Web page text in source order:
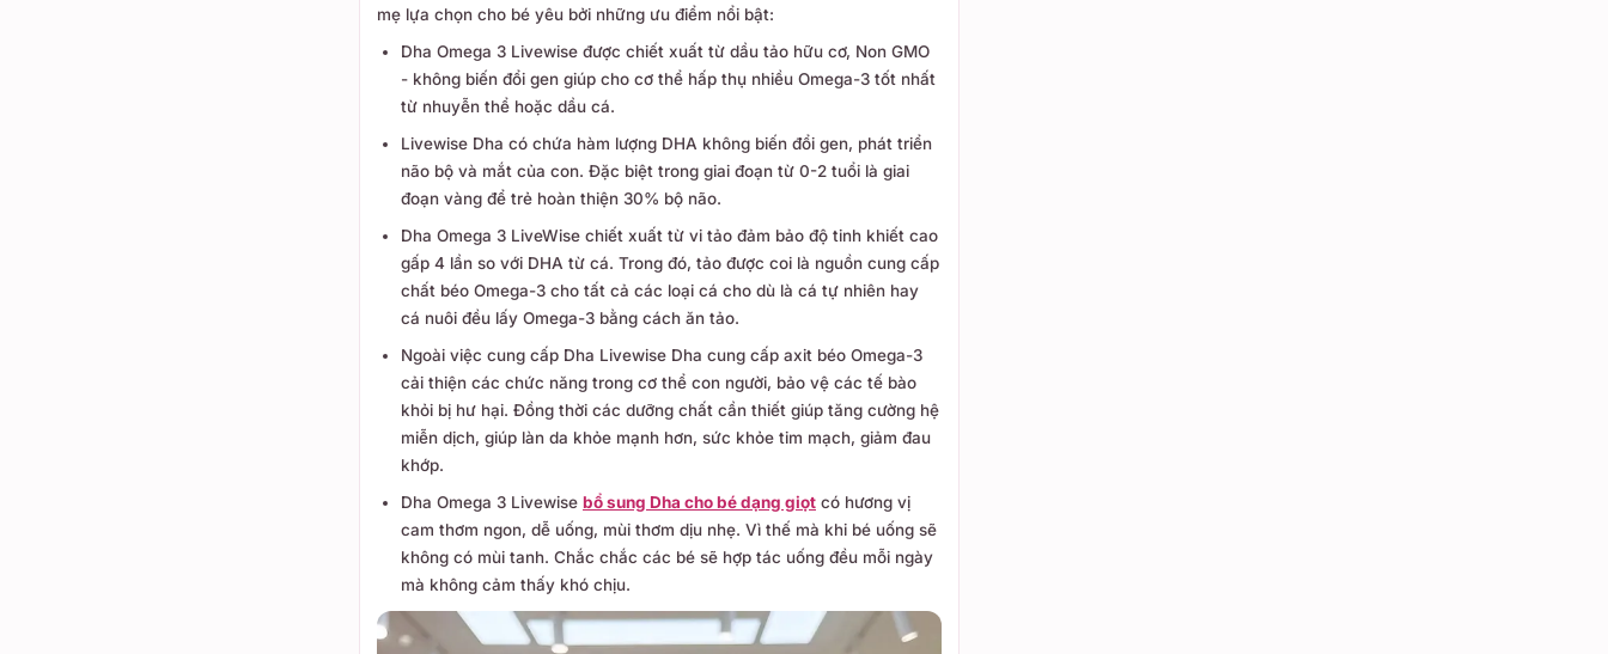
mẹ lựa chọn cho bé yêu bởi những ưu điểm nổi bật:
Dha Omega 3 Livewise được chiết xuất từ dầu tảo hữu cơ, Non GMO
- không biến đổi gen giúp cho cơ thể hấp thụ nhiều Omega-3 tốt nhất
từ nhuyễn thể hoặc dầu cá.
Livewise Dha có chứa hàm lượng DHA không biến đổi gen, phát triển
não bộ và mắt của con. Đặc biệt trong giai đoạn từ 0-2 tuổi là giai
đoạn vàng để trẻ hoàn thiện 30% bộ não.
Dha Omega 3 LiveWise chiết xuất từ vi tảo đảm bảo độ tinh khiết cao
gấp 4 lần so với DHA từ cá. Trong đó, tảo được coi là nguồn cung cấp
chất béo Omega-3 cho tất cả các loại cá cho dù là cá tự nhiên hay
cá nuôi đều lấy Omega-3 bằng cách ăn tảo.
Ngoài việc cung cấp Dha Livewise Dha cung cấp axit béo Omega-3
cải thiện các chức năng trong cơ thể con người, bảo vệ các tế bào
khỏi bị hư hại. Đồng thời các dưỡng chất cần thiết giúp tăng cường hệ
miễn dịch, giúp làn da khỏe mạnh hơn, sức khỏe tim mạch, giảm đau
khớp.
Dha Omega 3 Livewise bổ sung Dha cho bé dạng giọt có hương vị
cam thơm ngon, dễ uống, mùi thơm dịu nhẹ. Vì thế mà khi bé uống sẽ
không có mùi tanh. Chắc chắc các bé sẽ hợp tác uống đều mỗi ngày
mà không cảm thấy khó chịu.